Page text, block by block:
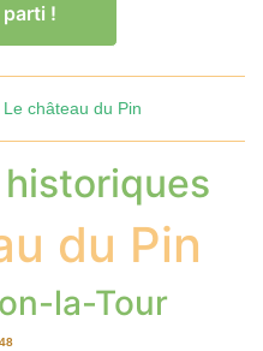
!
Le château du Pin
du Pin
la-Tour